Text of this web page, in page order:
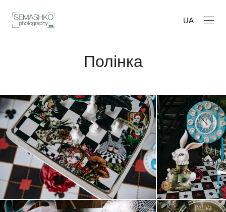
UA
Полінка